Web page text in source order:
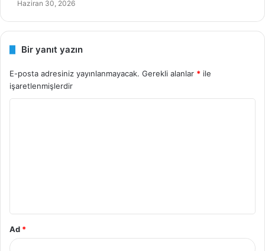
Haziran 30, 2026
Bir yanıt yazın
E-posta adresiniz yayınlanmayacak. Gerekli alanlar * ile
işaretlenmişlerdir
Ad *